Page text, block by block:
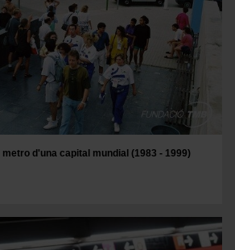
d'una capital mundial (1983 - 1999)